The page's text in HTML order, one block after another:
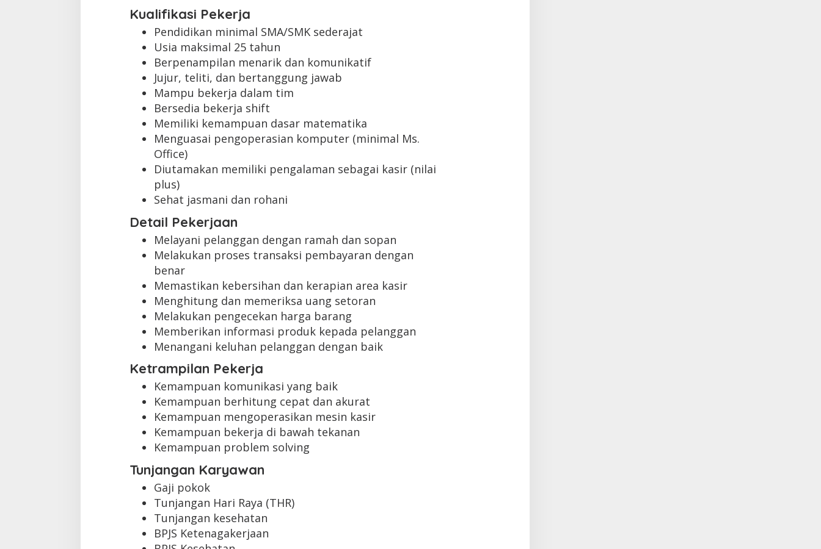
Kualifikasi Pekerja
Pendidikan minimal SMA/SMK sederajat
Usia maksimal 25 tahun
Berpenampilan menarik dan komunikatif
Jujur, teliti, dan bertanggung jawab
Mampu bekerja dalam tim
Bersedia bekerja shift
Memiliki kemampuan dasar matematika
Menguasai pengoperasian komputer (minimal Ms.
Office)
Diutamakan memiliki pengalaman sebagai kasir (nilai
plus)
Sehat jasmani dan rohani
Detail Pekerjaan
Melayani pelanggan dengan ramah dan sopan
Melakukan proses transaksi pembayaran dengan
benar
Memastikan kebersihan dan kerapian area kasir
Menghitung dan memeriksa uang setoran
Melakukan pengecekan harga barang
Memberikan informasi produk kepada pelanggan
Menangani keluhan pelanggan dengan baik
Ketrampilan Pekerja
Kemampuan komunikasi yang baik
Kemampuan berhitung cepat dan akurat
Kemampuan mengoperasikan mesin kasir
Kemampuan bekerja di bawah tekanan
Kemampuan problem solving
Tunjangan Karyawan
Gaji pokok
Tunjangan Hari Raya (THR)
Tunjangan kesehatan
BPJS Ketenagakerjaan